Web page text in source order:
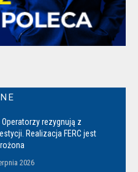
Operatorzy rezygnują z
Realizacja FERC jest
2026